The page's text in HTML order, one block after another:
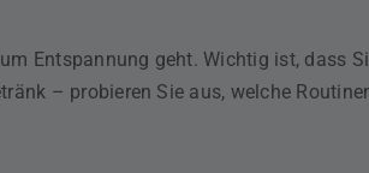
Entspannung geht. Wichtig ist, dass
– probieren Sie aus, welche